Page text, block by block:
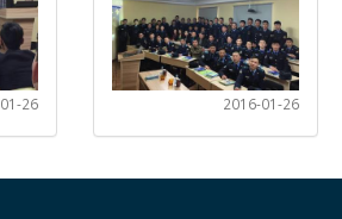
26 2016-01-26